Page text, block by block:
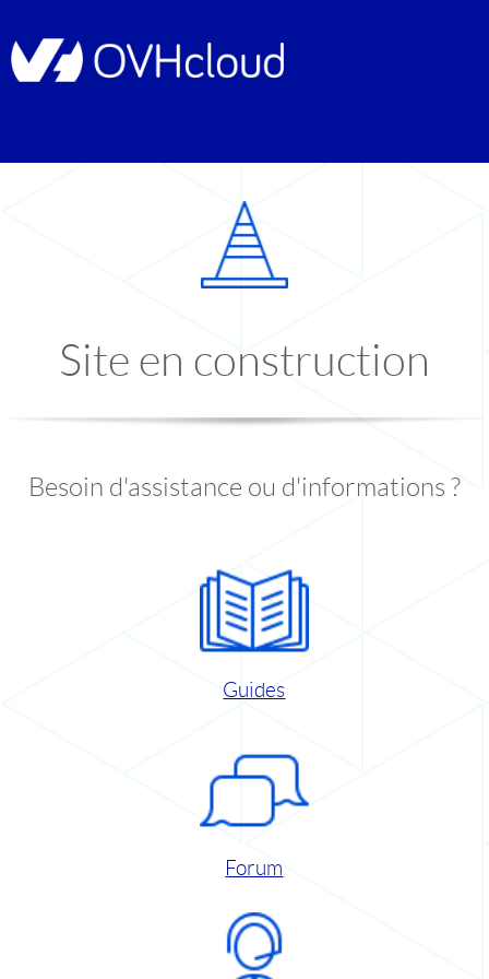
Site en construction
Besoin d'assistance ou d'informations ?
Guides
Forum